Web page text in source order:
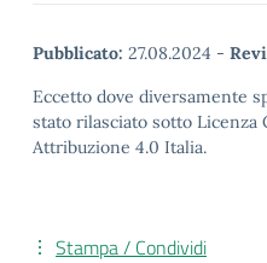
Pubblicato: 27.08.2024 -
Eccetto dove diversamente
stato rilasciato sotto Licenza
Attribuzione 4.0 Italia.
Stampa / Condividi